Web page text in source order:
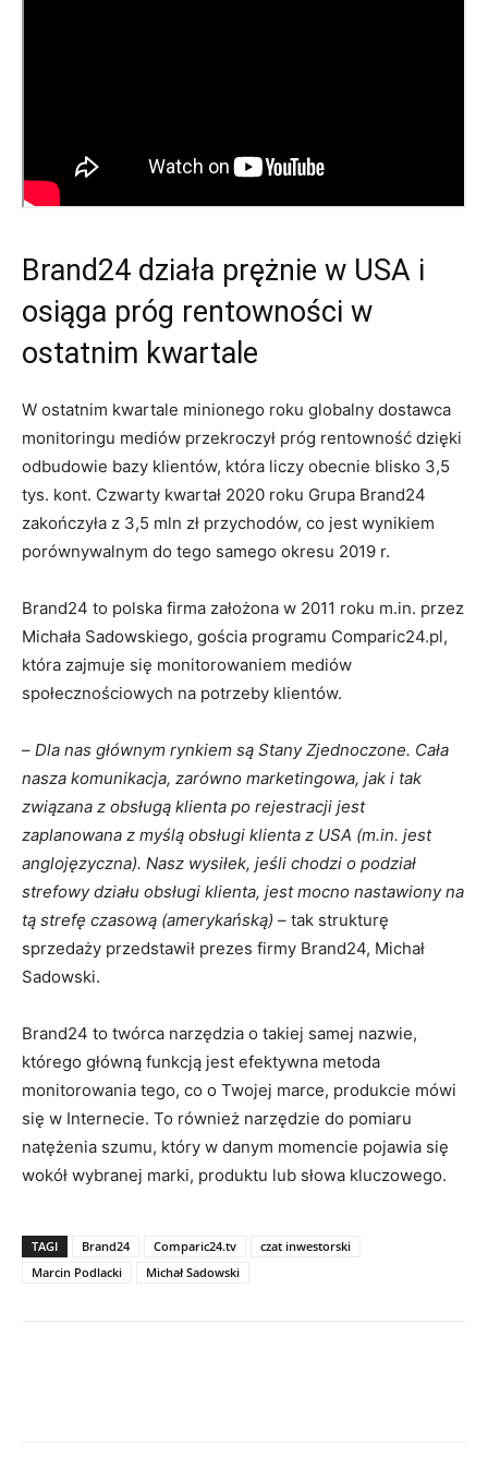
Brand24 działa prężnie w USA i
osiąga próg rentowności w
ostatnim kwartale
W ostatnim kwartale minionego roku globalny dostawca
monitoringu mediów przekroczył próg rentowność dzięki
odbudowie bazy klientów, która liczy obecnie blisko 3,5
tys. kont. Czwarty kwartał 2020 roku Grupa Brand24
zakończyła z 3,5 mln zł przychodów, co jest wynikiem
porównywalnym do tego samego okresu 2019 r.
Brand24 to polska firma założona w 2011 roku m.in. przez
Michała Sadowskiego, gościa programu Comparic24.pl,
która zajmuje się monitorowaniem mediów
społecznościowych na potrzeby klientów.
– Dla nas głównym rynkiem są Stany Zjednoczone. Cała
nasza komunikacja, zarówno marketingowa, jak i tak
związana z obsługą klienta po rejestracji jest
zaplanowana z myślą obsługi klienta z USA (m.in. jest
anglojęzyczna). Nasz wysiłek, jeśli chodzi o podział
strefowy działu obsługi klienta, jest mocno nastawiony na
tą strefę czasową (amerykańską) – tak strukturę
sprzedaży przedstawił prezes firmy Brand24, Michał
Sadowski.
Brand24 to twórca narzędzia o takiej samej nazwie,
którego główną funkcją jest efektywna metoda
monitorowania tego, co o Twojej marce, produkcie mówi
się w Internecie. To również narzędzie do pomiaru
natężenia szumu, który w danym momencie pojawia się
wokół wybranej marki, produktu lub słowa kluczowego.
TAGI Brand24 Comparic24.tv
czat inwestorski
Marcin Podlacki
Michał Sadowski